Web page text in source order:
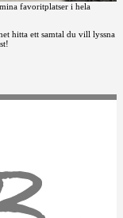
favoritplatser i hela
hitta ett samtal du vill lyssna